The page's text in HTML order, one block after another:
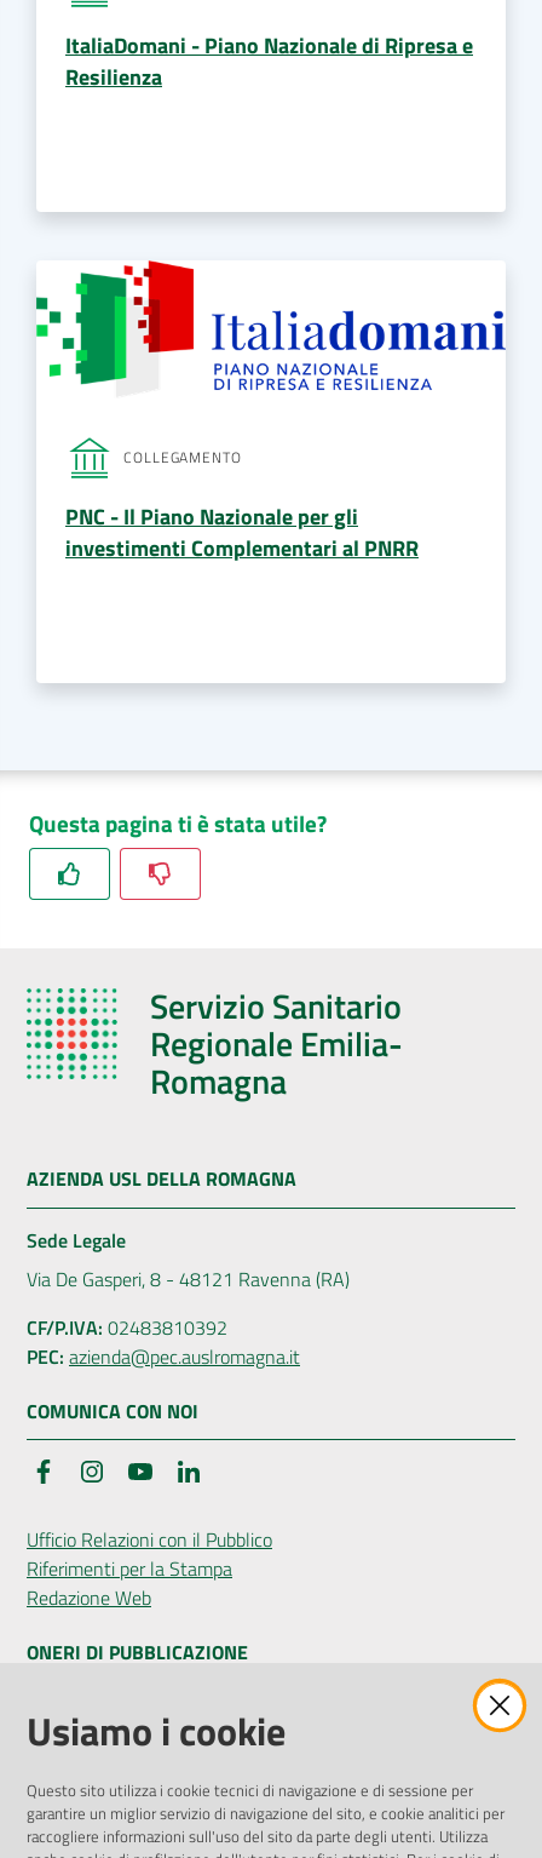
ItaliaDomani - Piano Nazionale di Ripresa e
Resilienza
COLLEGAMENTO
PNC - Il Piano Nazionale per gli
investimenti Complementari al PNRR
Questa pagina ti è stata utile?
Servizio Sanitario
Regionale Emilia-
Romagna
AZIENDA USL DELLA ROMAGNA
Sede Legale
Via De Gasperi, 8 - 48121 Ravenna (RA)
CF/P.IVA: 02483810392
PEC: azienda@pec.auslromagna.it
COMUNICA CON NOI
FacebookInstagramYouTube
Ufficio Relazioni con il Pubblico
Riferimenti per la Stampa
Redazione Web
ONERI DI PUBBLICAZIONE
Amministrazione Trasparente
Pubblicità legale
Privacy Policy
Attuazione Misure PNRR
Usiamo i cookie
Questo sito utilizza i cookie tecnici di navigazione e di sessione per
garantire un miglior servizio di navigazione del sito, e cookie analitici per
raccogliere informazioni sull'uso del sito da parte degli utenti. Utilizza